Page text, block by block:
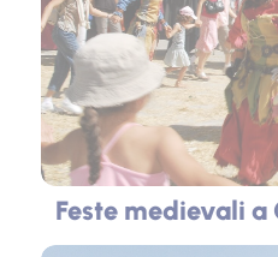
Feste medievali